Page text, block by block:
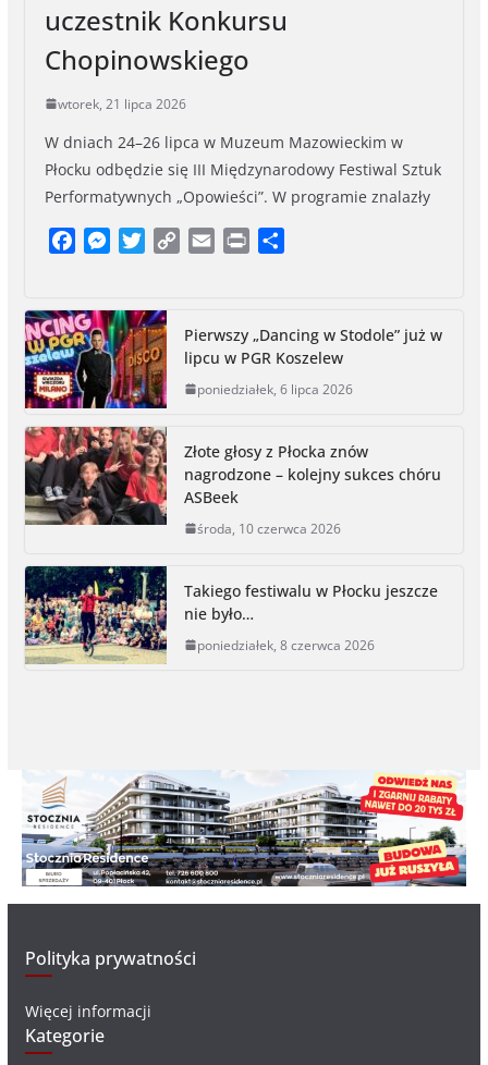
uczestnik Konkursu
Chopinowskiego
wtorek, 21 lipca 2026
W dniach 24–26 lipca w Muzeum Mazowieckim w
Płocku odbędzie się III Międzynarodowy Festiwal Sztuk
Performatywnych „Opowieści”. W programie znalazły
e
b
o
o
k
M
s
e
n
g
e
r
t
t
e
r
L
n
l
t
e
Pierwszy „Dancing w Stodole” już w
lipcu w PGR Koszelew
poniedziałek, 6 lipca 2026
Złote głosy z Płocka znów
nagrodzone – kolejny sukces chóru
ASBeek
środa, 10 czerwca 2026
Takiego festiwalu w Płocku jeszcze
nie było…
poniedziałek, 8 czerwca 2026
Polityka prywatności
Więcej informacji
Kategorie